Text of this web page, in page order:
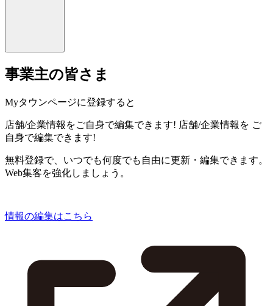
事業主の皆さま
Myタウンページに登録すると
店舗/企業情報をご自身で編集できます! 店舗/企業情報を ご
自身で編集できます!
無料登録で、いつでも何度でも自由に更新・編集できます。
Web集客を強化しましょう。
情報の編集はこちら